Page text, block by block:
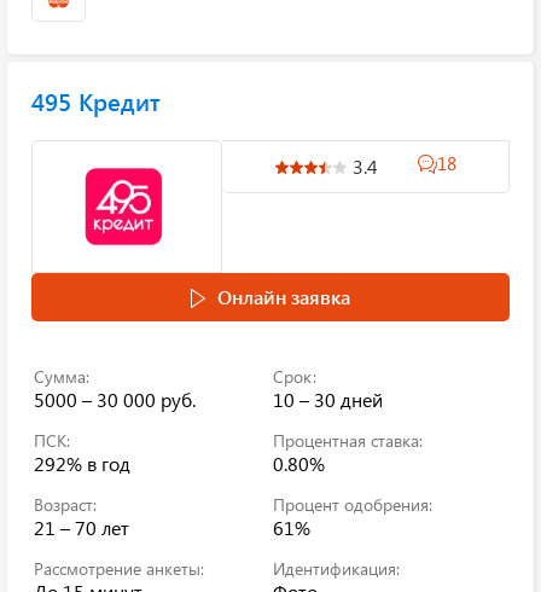
495 Кредит
3.4 18
Онлайн заявка
Сумма:
5000 – 30 000 руб.
Срок:
10 – 30 дней
ПСК:
292% в год
Процентная ставка:
0.80%
Возраст:
21 – 70 лет
Процент одобрения:
61%
Рассмотрение анкеты: Идентификация: